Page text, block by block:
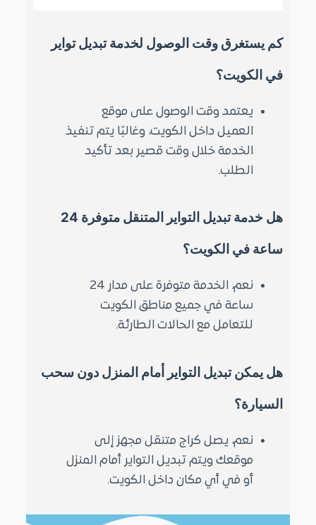
كم يستغرق وقت الوصول لخدمة تبديل تواير
في الكويت؟
يعتمد وقت الوصول على موقع
العميل داخل الكويت، وغالبًا يتم تنفيذ
الخدمة خلال وقت قصير بعد تأكيد
الطلب.
هل خدمة تبديل التواير المتنقل متوفرة 24
ساعة في الكويت؟
نعم، الخدمة متوفرة على مدار 24
ساعة في جميع مناطق الكويت
للتعامل مع الحالات الطارئة.
هل يمكن تبديل التواير أمام المنزل دون سحب
السيارة؟
نعم، يصل كراج متنقل مجهز إلى
موقعك ويتم تبديل التواير أمام المنزل
أو في أي مكان داخل الكويت.